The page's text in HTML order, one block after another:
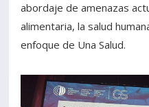
abordaje de amenazas
alimentaria, la salud
enfoque de Una Salud.